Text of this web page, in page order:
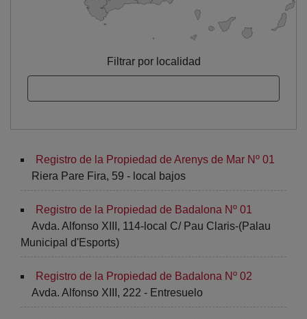
Filtrar por localidad
Registro de la Propiedad de Arenys de Mar Nº 01
Riera Pare Fira, 59 - local bajos
Registro de la Propiedad de Badalona Nº 01
Avda. Alfonso XIII, 114-local C/ Pau Claris-(Palau
Municipal d'Esports)
Registro de la Propiedad de Badalona Nº 02
Avda. Alfonso XIII, 222 - Entresuelo